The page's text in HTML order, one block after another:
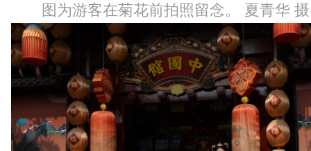
图为游客在菊花前拍照留念。 夏青华 摄